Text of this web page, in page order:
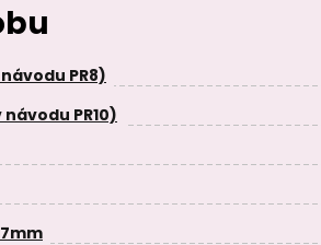
PR8)
PR10)